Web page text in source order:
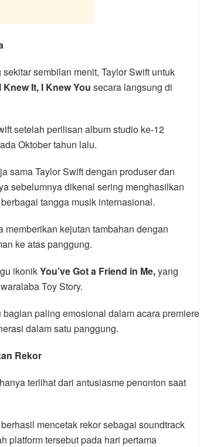
sembilan menit, Taylor Swift untuk
I Knew It, I Knew You secara langsung di
setelah perilisan album studio ke-12
Oktober tahun lalu.
sama Taylor Swift dengan produser dan
sebelumnya dikenal sering menghasilkan
tangga musik internasional.
kejutan tambahan dengan
ke atas panggung.
ikonikYou’ve Got a Friend in Me,yang
Toy Story.
paling emosional dalam acara premiere
dalam satu panggung.
Rekor
terlihat dari antusiasme penonton saat
mencetak rekor sebagai soundtrack
platform tersebut pada hari pertama